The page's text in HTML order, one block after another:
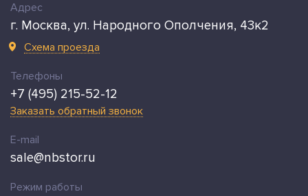
Адрес
г. Москва, ул. Народного Ополчения, 43к2
Схема проезда
Телефоны
+7 (495) 215-52-12
Заказать обратный звонок
E-mail
sale@nbstor.ru
Режим работы